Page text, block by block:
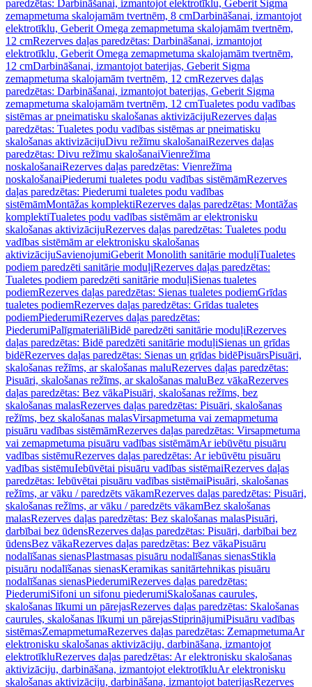
paredzētas: Darbināšanai, izmantojot elektrotīklu, Geberit Sigma
zemapmetuma skalojamām tvertnēm, 8 cmDarbināšanai, izmantojot
elektrotīklu, Geberit Omega zemapmetuma skalojamām tvertnēm,
12 cmRezerves daļas paredzētas: Darbināšanai, izmantojot
elektrotīklu, Geberit Omega zemapmetuma skalojamām tvertnēm,
12 cmDarbināšanai, izmantojot baterijas, Geberit Sigma
zemapmetuma skalojamām tvertnēm, 12 cmRezerves daļas
paredzētas: Darbināšanai, izmantojot baterijas, Geberit Sigma
zemapmetuma skalojamām tvertnēm, 12 cmTualetes podu vadības
sistēmas ar pneimatisku skalošanas aktivizācijuRezerves daļas
paredzētas: Tualetes podu vadības sistēmas ar pneimatisku
skalošanas aktivizācijuDivu režīmu skalošanaiRezerves daļas
paredzētas: Divu režīmu skalošanaiVienrežīma
noskalošanaiRezerves daļas paredzētas: Vienrežīma
noskalošanaiPiederumi tualetes podu vadības sistēmāmRezerves
daļas paredzētas: Piederumi tualetes podu vadības
sistēmāmMontāžas komplektiRezerves daļas paredzētas: Montāžas
komplektiTualetes podu vadības sistēmām ar elektronisku
skalošanas aktivizācijuRezerves daļas paredzētas: Tualetes podu
vadības sistēmām ar elektronisku skalošanas
aktivizācijuSavienojumiGeberit Monolith sanitārie moduļiTualetes
podiem paredzēti sanitārie moduļiRezerves daļas paredzētas:
Tualetes podiem paredzēti sanitārie moduļiSienas tualetes
podiemRezerves daļas paredzētas: Sienas tualetes podiemGrīdas
tualetes podiemRezerves daļas paredzētas: Grīdas tualetes
podiemPiederumiRezerves daļas paredzētas:
PiederumiPalīgmateriāliBidē paredzēti sanitārie moduļiRezerves
daļas paredzētas: Bidē paredzēti sanitārie moduļiSienas un grīdas
bidēRezerves daļas paredzētas: Sienas un grīdas bidēPisuārsPisuāri,
skalošanas režīms, ar skalošanas maluRezerves daļas paredzētas:
Pisuāri, skalošanas režīms, ar skalošanas maluBez vākaRezerves
daļas paredzētas: Bez vākaPisuāri, skalošanas režīms, bez
skalošanas malasRezerves daļas paredzētas: Pisuāri, skalošanas
režīms, bez skalošanas malasVirsapmetuma vai zemapmetuma
pisuāru vadības sistēmāmRezerves daļas paredzētas: Virsapmetuma
vai zemapmetuma pisuāru vadības sistēmāmAr iebūvētu pisuāru
vadības sistēmuRezerves daļas paredzētas: Ar iebūvētu pisuāru
vadības sistēmuIebūvētai pisuāru vadības sistēmaiRezerves daļas
paredzētas: Iebūvētai pisuāru vadības sistēmaiPisuāri, skalošanas
režīms, ar vāku / paredzēts vākamRezerves daļas paredzētas: Pisuāri,
skalošanas režīms, ar vāku / paredzēts vākamBez skalošanas
malasRezerves daļas paredzētas: Bez skalošanas malasPisuāri,
darbībai bez ūdensRezerves daļas paredzētas: Pisuāri, darbībai bez
ūdensBez vākaRezerves daļas paredzētas: Bez vākaPisuāru
nodalīšanas sienasPlastmasas pisuāru nodalīšanas sienasStikla
pisuāru nodalīšanas sienasKeramikas sanitārtehnikas pisuāru
nodalīšanas sienasPiederumiRezerves daļas paredzētas:
PiederumiSifoni un sifonu piederumiSkalošanas caurules,
skalošanas līkumi un pārejasRezerves daļas paredzētas: Skalošanas
caurules, skalošanas līkumi un pārejasStiprinājumiPisuāru vadības
sistēmasZemapmetumaRezerves daļas paredzētas: ZemapmetumaAr
elektronisku skalošanas aktivizāciju, darbināšana, izmantojot
elektrotīkluRezerves daļas paredzētas: Ar elektronisku skalošanas
aktivizāciju, darbināšana, izmantojot elektrotīkluAr elektronisku
skalošanas aktivizāciju, darbināšana, izmantojot baterijasRezerves